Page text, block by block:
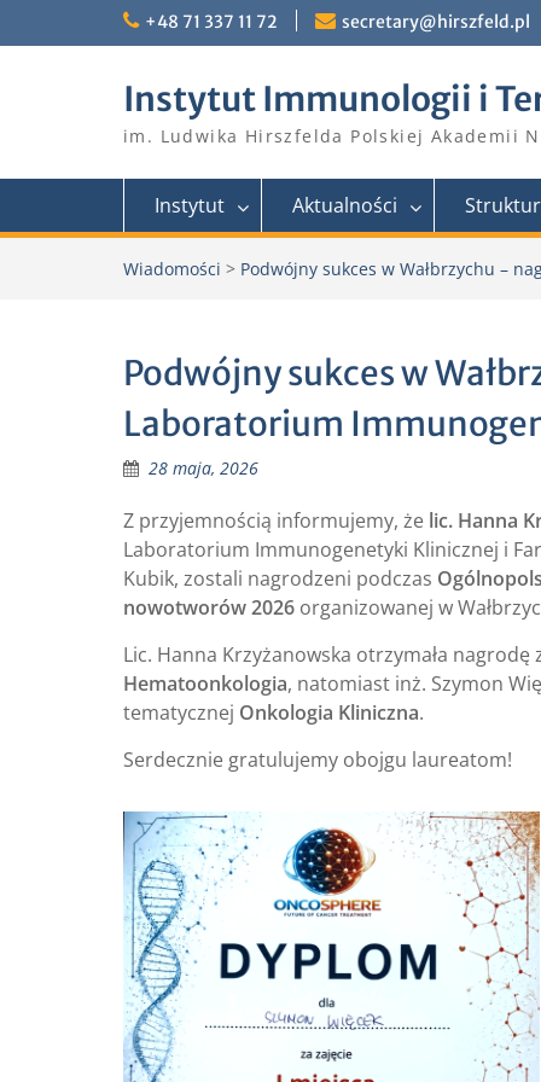
+48 71 337 11 72 secretary@hirszfeld.pl
Instytut Immunologii i
im. Ludwika Hirszfelda Polskiej Akademii
Instytut Aktualności
Wiadomości > Podwójny sukces w Wałbrzychu –
Podwójny sukces w
Laboratorium
28 maja, 2026
Z przyjemnością informujemy, że lic. Hanna
Laboratorium Immunogenetyki Klinicznej i
Kubik, zostali nagrodzeni podczas
nowotworów 2026 organizowanej w
Lic. Hanna Krzyżanowska otrzymała nagrodę
Hematoonkologia, natomiast inż. Szymon
tematycznej Onkologia Kliniczna.
Serdecznie gratulujemy obojgu laureatom!